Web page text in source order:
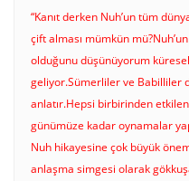
“Kanıt derken Nuh’un tüm
çift alması mümkün
olduğunu düşünüyorum
geliyor.Sümerliler ve Babilliler
anlatır.Hepsi birbirinden
günümüze kadar oynamalar
Nuh hikayesine çok büyük
anlaşma simgesi olarak